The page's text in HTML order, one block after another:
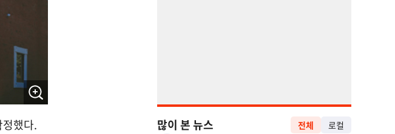
했다.
많이 본 뉴스 전체 로컬